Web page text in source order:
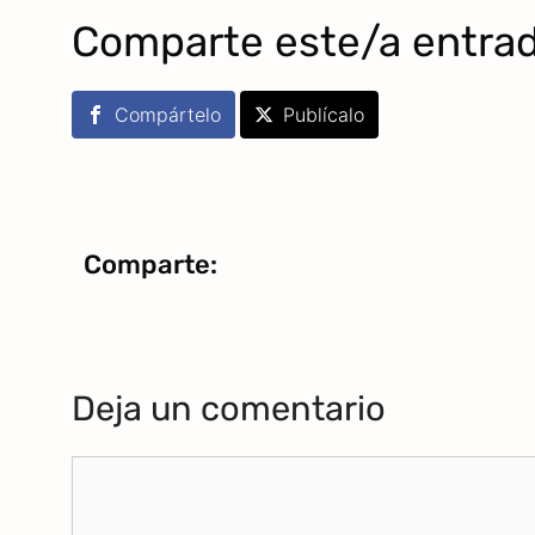
Comparte este/a
Compártelo Publícalo
Comparte:
Deja un comentario